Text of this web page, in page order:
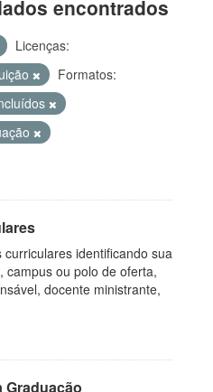
encontrados
Licenças:
Formatos:
identificando sua
campus ou polo de oferta,
docente ministrante,